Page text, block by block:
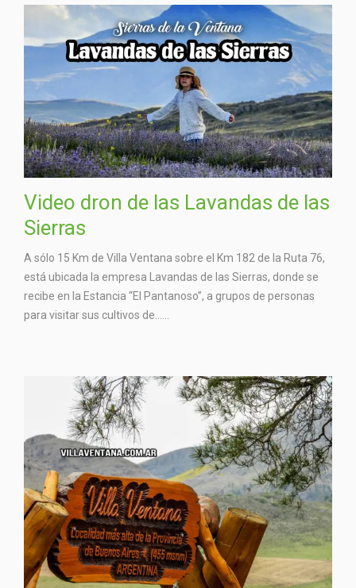
Video dron de las Lavandas de las
Sierras
A sólo 15 Km de Villa Ventana sobre el Km 182 de la Ruta 76,
está ubicada la empresa Lavandas de las Sierras, donde se
recibe en la Estancia “El Pantanoso”, a grupos de personas
para visitar sus cultivos de…...